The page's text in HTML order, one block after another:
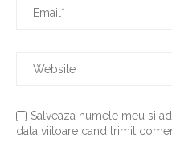
Salveaza numele meu si
data viitoare cand trimit